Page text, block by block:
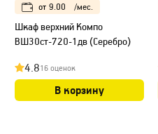
от 9.00 /мес.
Шкаф верхний Компо
ВШ30ст-720-1дв (Серебро)
4.816 оценок
В корзину